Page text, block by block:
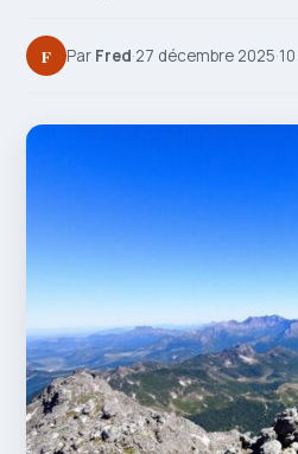
F Par Fred·27 décembre 2025·